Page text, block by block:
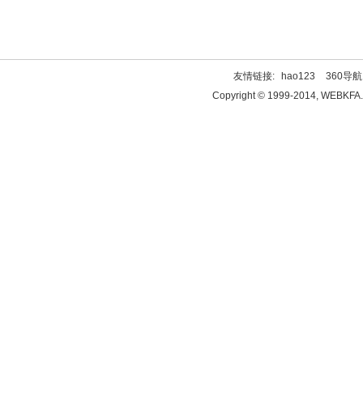
友情链接: hao123
360导航
Copyright © 1999-2014,